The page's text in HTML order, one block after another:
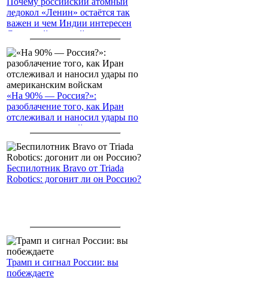
ледокол «Ленин» остаётся так
важен и чем Индии интересен
Северный морской путь
«На 90% — Россия?»:
разоблачение того, как Иран
отслеживал и наносил удары по
американским войскам
Беспилотник Bravo от Triada
Robotics: догонит ли он Россию?
Трамп и сигнал России: вы
побеждаете